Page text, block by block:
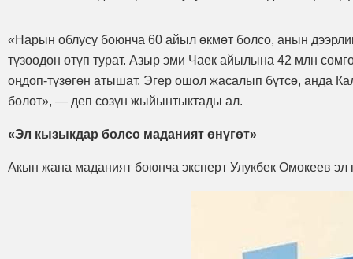
«Нарын облусу боюнча 60 айыл өкмөт болсо, анын
түзөөдөн өтүп турат. Азыр эми Чаек айылына 42 млн
оңдоп-түзөгөн атышат. Эгер ошол жасалып бүтсө, анда
болот», — деп сөзүн жыйынтыктады ал.
«Эл кызыкдар болсо маданият өнүгөт»
Акын жана маданият боюнча эксперт Улукбек Омокеев эл